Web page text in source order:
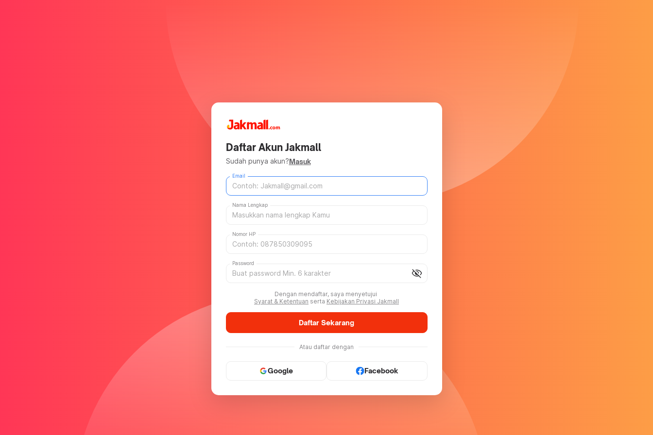
Daftar Akun Jakmall
Sudah punya akun?Masuk
Email
Nama Lengkap
Nomor HP
visibility_off
Password
Dengan mendaftar, saya menyetujui
Syarat & Ketentuan serta Kebijakan Privasi Jakmall
Daftar Sekarang
Atau daftar dengan
Google Facebook